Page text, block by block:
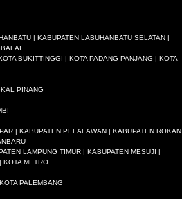
| KABUPATEN LABUHANBATU SELATAN |
BUKITTINGGI | KOTA PADANG PANJANG | KOTA
PINANG
| KABUPATEN PELALAWAN | KABUPATEN ROKAN
LAMPUNG TIMUR | KABUPATEN MESUJI |
KOTA METRO
PALEMBANG